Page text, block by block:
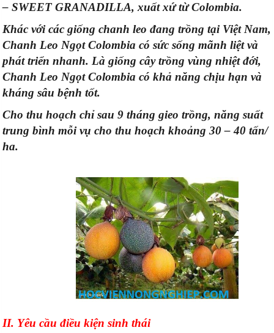
– SWEET GRANADILLA, xuất xứ từ Colombia.
Khác với các giống chanh leo đang trồng tại Việt Nam,
Chanh Leo Ngọt Colombia có sức sống mãnh liệt và
phát triển nhanh. Là giống cây trồng vùng nhiệt đới,
Chanh Leo Ngọt Colombia có khả năng chịu hạn và
kháng sâu bệnh tốt.
Cho thu hoạch chỉ sau 9 tháng gieo trồng, năng suất
trung bình mỗi vụ cho thu hoạch khoảng 30 – 40 tấn/
ha.
II. Yêu cầu điều kiện sinh thái